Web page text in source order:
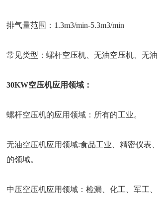
排气量范围：1.3m3/min-5.3m3/min
常见类型：螺杆空压机、无油空压机、无
30KW空压机应用领域：
螺杆空压机的应用领域：所有的工业。
无油空压机应用领域:食品工业、精密仪表
的领域。
中压空压机应用领域：检漏、化工、军工